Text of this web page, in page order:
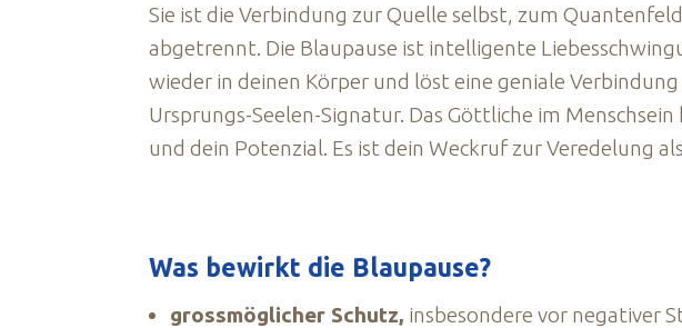
Sie ist die Verbindung zur Quelle selbst, zum
abgetrennt. Die Blaupause ist intelligente
wieder in deinen Körper und löst eine geniale
Ursprungs-Seelen-Signatur. Das Göttliche im
und dein Potenzial. Es ist dein Weckruf zur Veredelung
Was bewirkt die Blaupause?
grossmöglicher Schutz, insbesondere vor negativer